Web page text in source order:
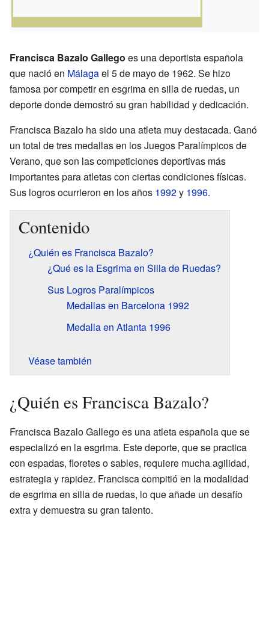
Francisca Bazalo Gallego es una deportista española
que nació en Málagael 5 de mayo de 1962. Se hizo
famosa por competir en esgrima en silla de ruedas, un
deporte donde demostró su gran habilidad y dedicación.
Francisca Bazalo ha sido una atleta muy destacada. Ganó
un total de tres medallas en los Juegos Paralímpicos de
Verano, que son las competiciones deportivas más
importantes para atletas con ciertas condiciones físicas.
Sus logros ocurrieron en los años 1992y 1996.
Contenido
¿Quién es Francisca Bazalo?
¿Qué es la Esgrima en Silla de Ruedas?
Sus Logros Paralímpicos
Medallas en Barcelona 1992
Medalla en Atlanta 1996
Véase también
¿Quién es Francisca Bazalo?
Francisca Bazalo Gallego es una atleta española que se
especializó en la esgrima. Este deporte, que se practica
con espadas, floretes o sables, requiere mucha agilidad,
estrategia y rapidez. Francisca compitió en la modalidad
de esgrima en silla de ruedas, lo que añade un desafío
extra y demuestra su gran talento.